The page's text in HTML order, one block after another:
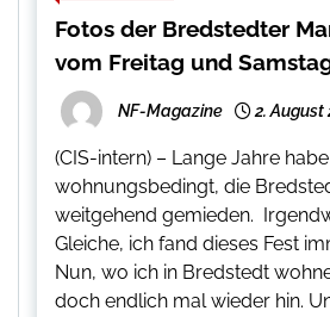
Fotos der Bredstedter
vom Freitag und
NF-Magazine 2. August
(CIS-intern) – Lange Jahre
wohnungsbedingt, die
weitgehend gemieden.
Gleiche, ich fand dieses Fest
Nun, wo ich in Bredstedt
doch endlich mal wieder hin.